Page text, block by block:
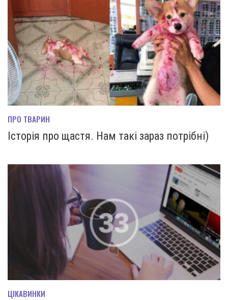
ПРО ТВАРИН
Історія про щастя. Нам такі зараз потрібні)
ЦІКАВИНКИ